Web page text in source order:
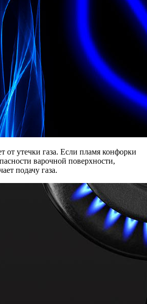
от утечки газа. Если пламя конфорки
варочной поверхности,
подачу газа.